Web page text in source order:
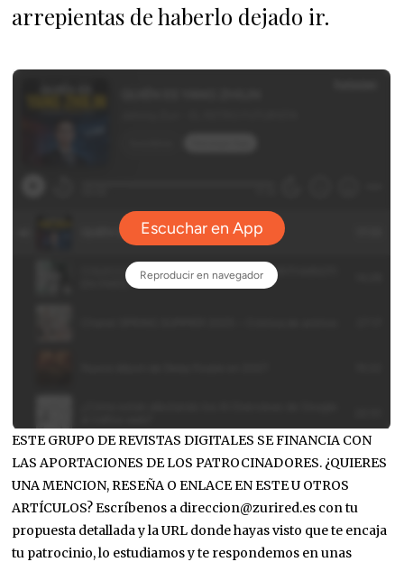
arrepientas de haberlo dejado ir.
ESTE GRUPO DE REVISTAS DIGITALES SE FINANCIA CON
LAS APORTACIONES DE LOS PATROCINADORES. ¿QUIERES
UNA MENCION, RESEÑA O ENLACE EN ESTE U OTROS
ARTÍCULOS? Escríbenos a direccion@zurired.es con tu
propuesta detallada y la URL donde hayas visto que te encaja
tu patrocinio, lo estudiamos y te respondemos en unas